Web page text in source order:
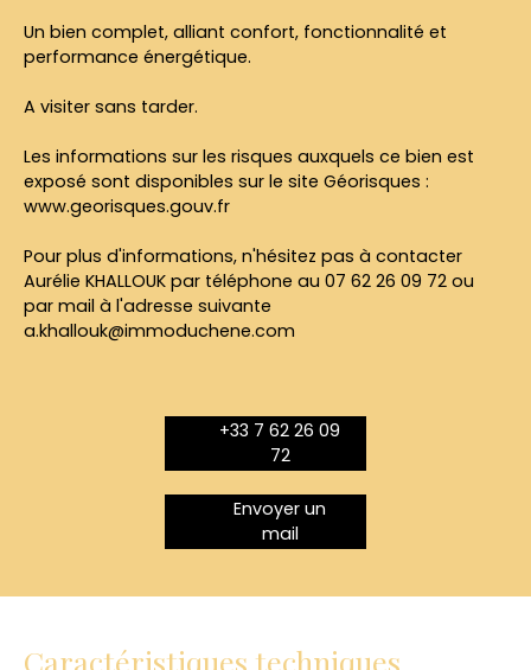
Un bien complet, alliant confort, fonctionnalité et
performance énergétique.
A visiter sans tarder.
Les informations sur les risques auxquels ce bien est
exposé sont disponibles sur le site Géorisques :
www.georisques.gouv.fr
Pour plus d'informations, n'hésitez pas à contacter
Aurélie KHALLOUK par téléphone au 07 62 26 09 72 ou
par mail à l'adresse suivante
a.khallouk@immoduchene.com
+33 7 62 26 09
72
Envoyer un
mail
Caractéristiques techniques